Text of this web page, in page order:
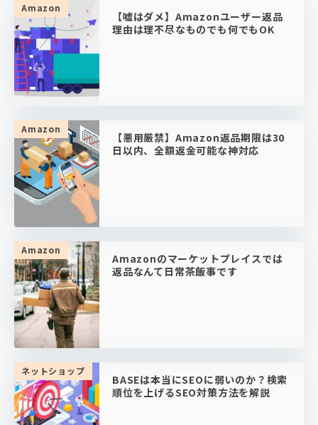
Amazon
【嘘はダメ】Amazonユーザー返品
理由は理不尽なものでも何でもOK
Amazon
【悪用厳禁】Amazon返品期限は30
日以内、全額返金可能な神対応
Amazon
Amazonのマーケットプレイスでは
返品なんて日常茶飯事です
ネットショップ
BASEは本当にSEOに弱いのか？検索
順位を上げるSEO対策方法を解説